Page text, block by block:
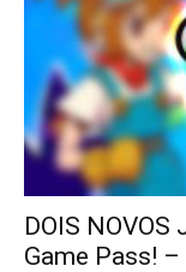
DOIS NOVOS
Game Pass! –